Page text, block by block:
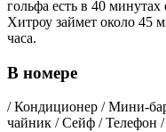
гольфа есть в 40
Хитроу займет около 45
часа.
В номере
/ Кондиционер / Мини-
чайник / Сейф / Телефон /